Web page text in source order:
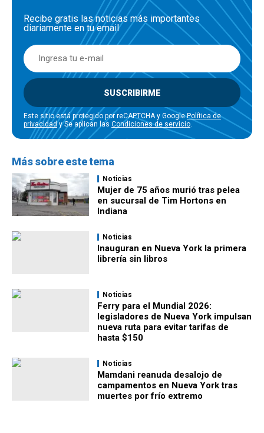
Recibe gratis las noticias más importantes
diariamente en tu email
SUSCRIBIRME
Este sitio está protegido por reCAPTCHA y GooglePolítica de
privacidady Se aplican las Condiciones de servicio.
Más sobre este tema
Noticias
Mujer de 75 años murió tras pelea
en sucursal de Tim Hortons en
Indiana
Noticias
Inauguran en Nueva York la primera
librería sin libros
Noticias
Ferry para el Mundial 2026:
legisladores de Nueva York impulsan
nueva ruta para evitar tarifas de
hasta $150
Noticias
Mamdani reanuda desalojo de
campamentos en Nueva York tras
muertes por frío extremo